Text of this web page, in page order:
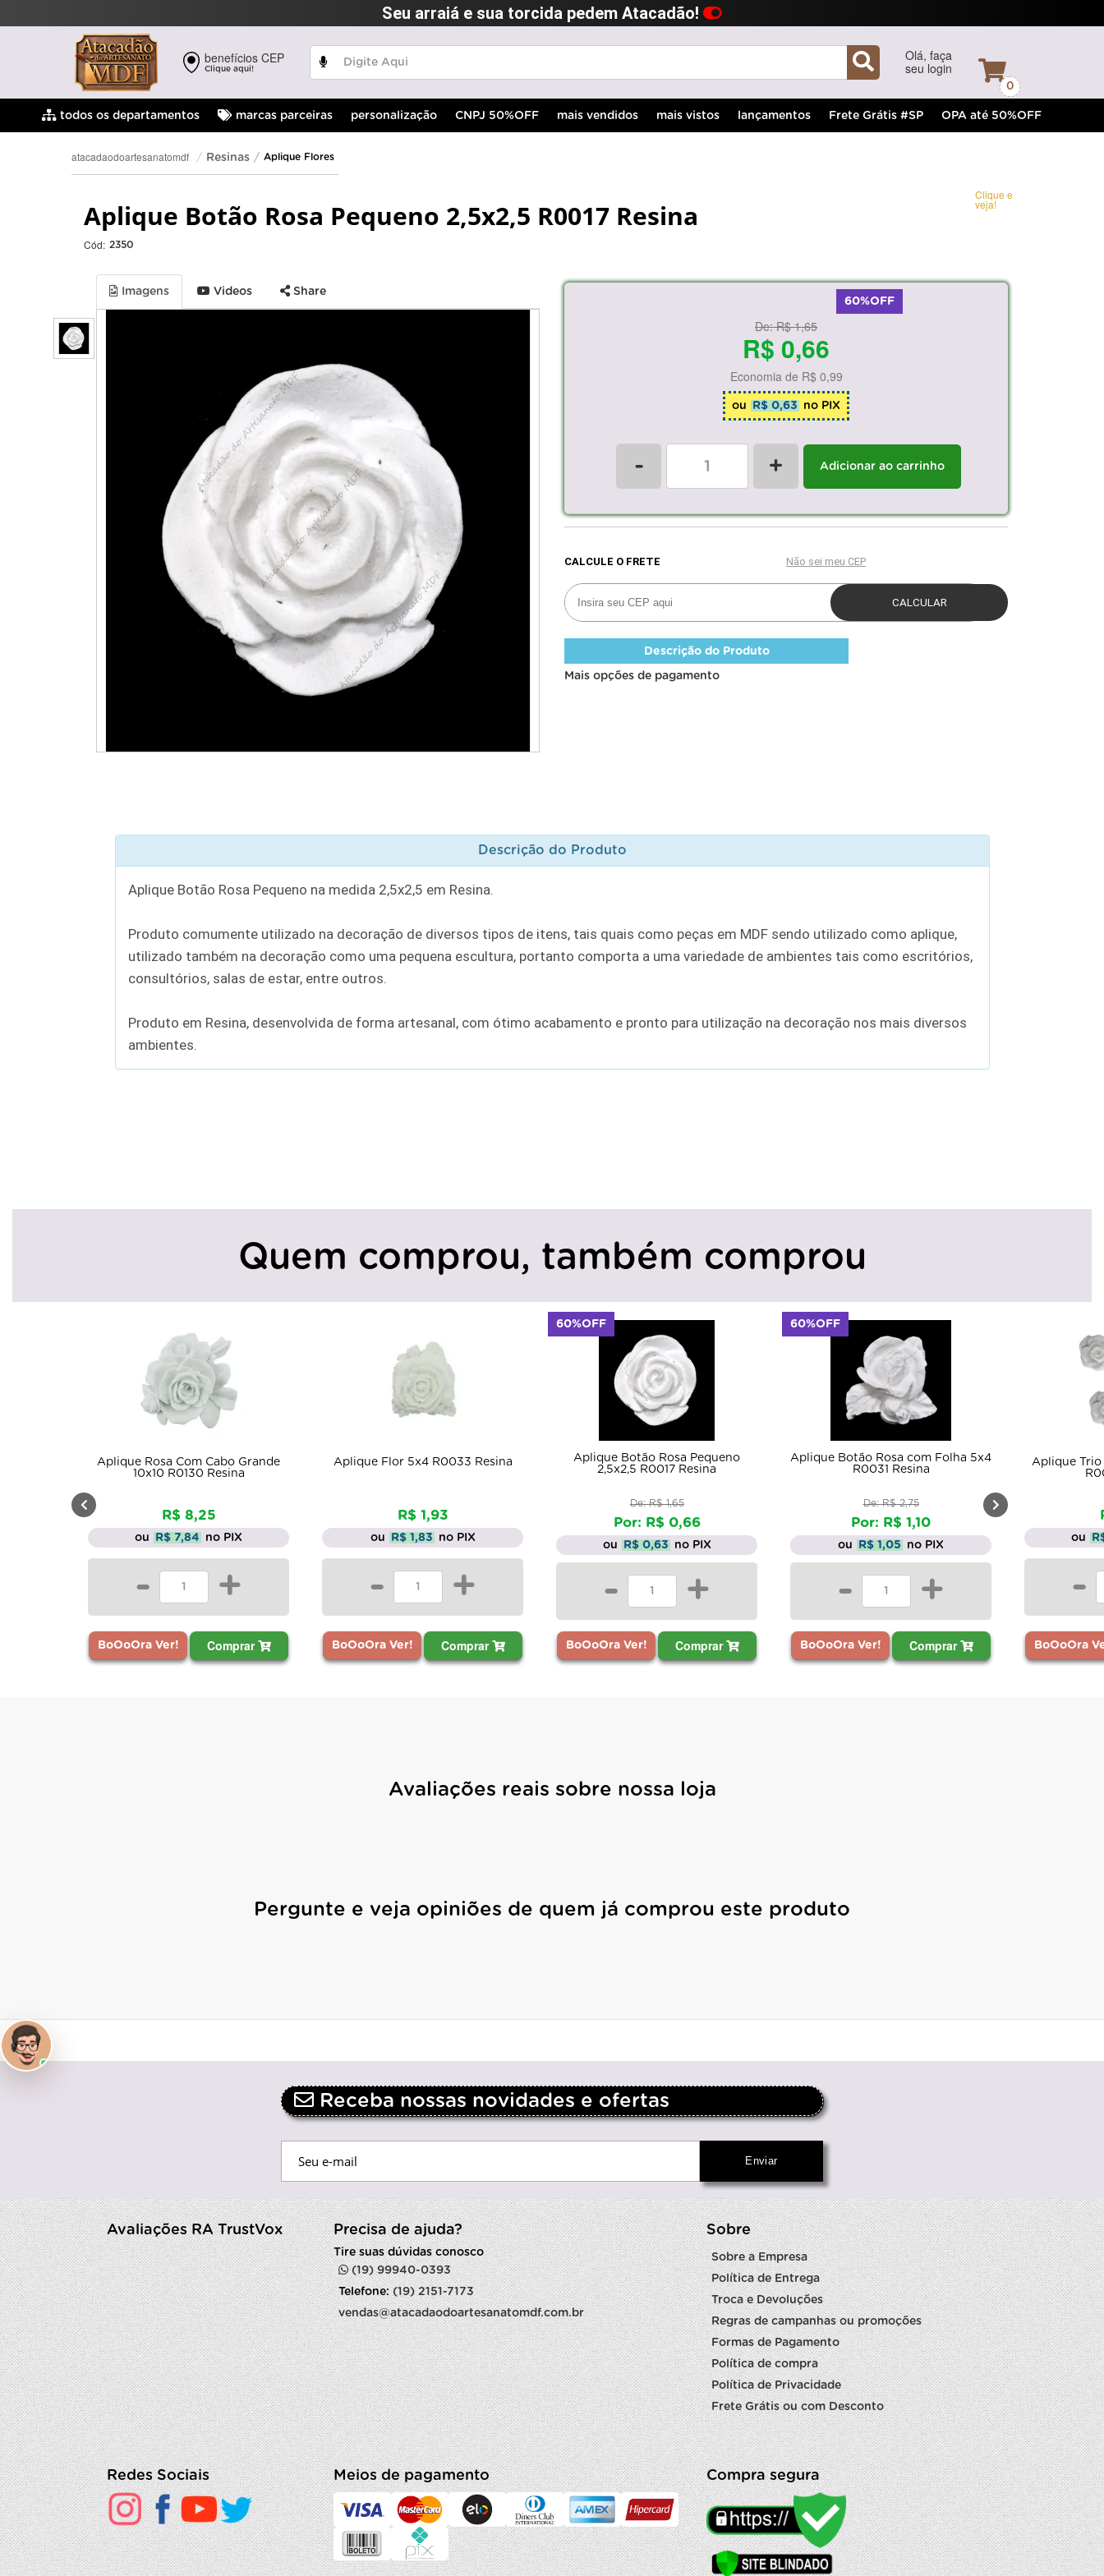
Seu arraiá e sua torcida pedem Atacadão!
benefícios CEP
Clique aqui!
Olá, faça
seu login
0
todos os departamentos marcas parceiras personalização CNPJ 50%OFF mais vendidos mais vistos lançamentos Frete Grátis #SP OPA até 50%OFF
atacadaodoartesanatomdf Resinas Aplique Flores
Aplique Botão Rosa Pequeno 2,5x2,5 R0017 Resina
Cód: 2350
Clique e
veja!
Imagens Videos
Share
60%OFF
De:R$ 1,65
R$ 0,66
Economia de R$ 0,99
ou R$ 0,63 no PIX
- + Adicionar ao carrinho
Descrição do Produto
Mais opções de pagamento
Descrição do Produto
Aplique Botão Rosa Pequeno na medida 2,5x2,5 em Resina.
Produto comumente utilizado na decoração de diversos tipos de itens, tais quais como peças em MDF sendo utilizado como aplique,
utilizado também na decoração como uma pequena escultura, portanto comporta a uma variedade de ambientes tais como escritórios,
consultórios, salas de estar, entre outros.
Produto em Resina, desenvolvida de forma artesanal, com ótimo acabamento e pronto para utilização na decoração nos mais diversos
ambientes.
Quem comprou, também comprou
Aplique Rosa Com Cabo Grande
10x10 R0130 Resina
R$ 8,25
ou R$ 7,84 no PIX
- +
BoOoOra Ver! Comprar
Aplique Flor 5x4 R0033 Resina
R$ 1,93
ou R$ 1,83 no PIX
- +
BoOoOra Ver! Comprar
Aplique Botão Rosa Pequeno
2,5x2,5 R0017 Resina
De: R$ 1,65
Por: R$ 0,66
ou R$ 0,63 no PIX
- +
BoOoOra Ver! Comprar
60%OFF
Aplique Botão Rosa com Folha 5x4
R0031 Resina
De: R$ 2,75
Por: R$ 1,10
ou R$ 1,05 no PIX
- +
BoOoOra Ver! Comprar
60%OFF
Aplique Trio
ou
-
BoOoOra
Avaliações reais sobre nossa loja
Pergunte e veja opiniões de quem já comprou este produto
Receba nossas novidades e ofertas
Avaliações RA TrustVox Precisa de ajuda?
Tire suas dúvidas conosco
(19) 99940-0393
Telefone:(19) 2151-7173
vendas@atacadaodoartesanatomdf.com.br
Sobre
Sobre a Empresa
Política de Entrega
Troca e Devoluções
Regras de campanhas ou promoções
Formas de Pagamento
Política de compra
Política de Privacidade
Frete Grátis ou com Desconto
Redes Sociais Meios de pagamento Compra segura